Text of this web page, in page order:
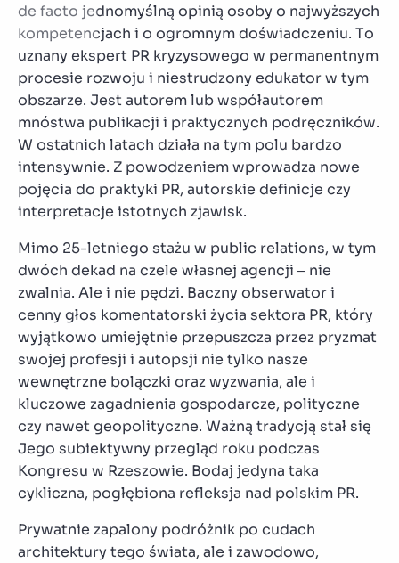
de facto jednomyślną opinią osoby o najwyższych
kompetencjach i o ogromnym doświadczeniu. To
uznany ekspert PR kryzysowego w permanentnym
procesie rozwoju i niestrudzony edukator w tym
obszarze. Jest autorem lub współautorem
mnóstwa publikacji i praktycznych podręczników.
W ostatnich latach działa na tym polu bardzo
intensywnie. Z powodzeniem wprowadza nowe
pojęcia do praktyki PR, autorskie definicje czy
interpretacje istotnych zjawisk.
Mimo 25-letniego stażu w public relations, w tym
dwóch dekad na czele własnej agencji – nie
zwalnia. Ale i nie pędzi. Baczny obserwator i
cenny głos komentatorski życia sektora PR, który
wyjątkowo umiejętnie przepuszcza przez pryzmat
swojej profesji i autopsji nie tylko nasze
wewnętrzne bolączki oraz wyzwania, ale i
kluczowe zagadnienia gospodarcze, polityczne
czy nawet geopolityczne. Ważną tradycją stał się
Jego subiektywny przegląd roku podczas
Kongresu w Rzeszowie. Bodaj jedyna taka
cykliczna, pogłębiona refleksja nad polskim PR.
Prywatnie zapalony podróżnik po cudach
architektury tego świata, ale i zawodowo,